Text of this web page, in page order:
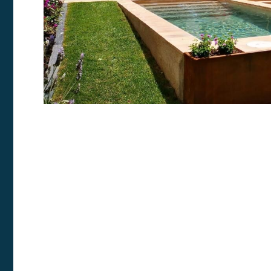
los
que
del
Estas
en el